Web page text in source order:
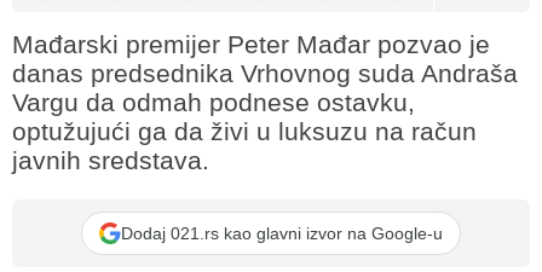
Mađarski premijer Peter Mađar pozvao je
danas predsednika Vrhovnog suda Andraša
Vargu da odmah podnese ostavku,
optužujući ga da živi u luksuzu na račun
javnih sredstava.
Dodaj 021.rs kao glavni izvor na Google-u